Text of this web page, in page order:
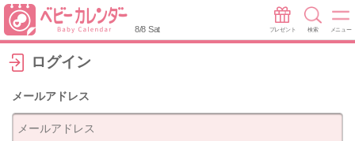
8/8 Sat プレゼント 検索 メニュー
ログイン
メールアドレス